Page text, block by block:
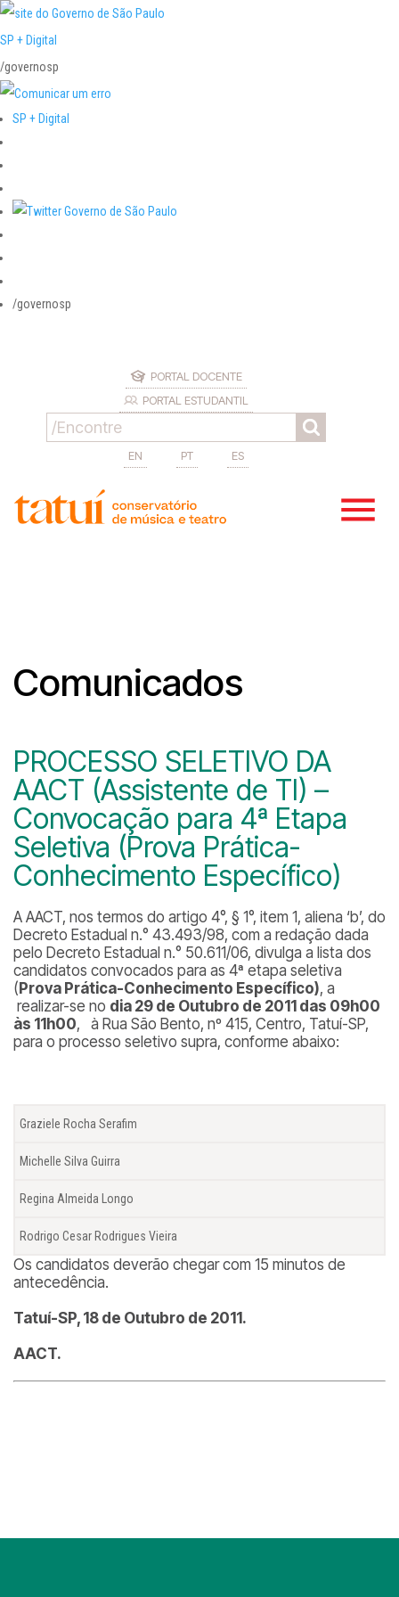
SP + Digital
/governosp
SP + Digital
/governosp
PORTAL DOCENTE
PORTAL ESTUDANTIL
EN PT ES
Comunicados
PROCESSO SELETIVO DA
AACT (Assistente de TI) –
Convocação para 4ª Etapa
Seletiva (Prova Prática-
Conhecimento Específico)
A AACT, nos termos do artigo 4°, § 1°, item 1, aliena ‘b’, do
Decreto Estadual n.° 43.493/98, com a redação dada
pelo Decreto Estadual n.° 50.611/06, divulga a lista dos
candidatos convocados para as 4ª etapa seletiva
( Prova Prática-Conhecimento Específico), a
realizar-se no dia 29 de Outubro de 2011 das 09h00
às 11h00, à Rua São Bento, nº 415, Centro, Tatuí-SP,
para o processo seletivo supra, conforme abaixo:
Graziele Rocha Serafim
Michelle Silva Guirra
Regina Almeida Longo
Rodrigo Cesar Rodrigues Vieira
Os candidatos deverão chegar com 15 minutos de
antecedência.
Tatuí-SP, 18 de Outubro de 2011.
AACT.